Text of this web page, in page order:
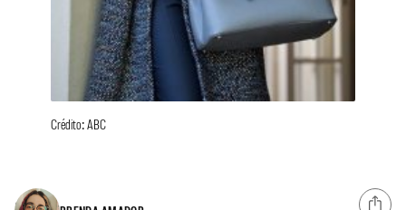
Crédito: ABC